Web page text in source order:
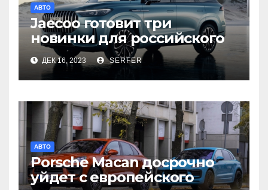
АВТО
Jaecoo готовит три
новинки для российского
рынка
ДЕК 16, 2023 SERFER
АВТО
Porsche Macan досрочно
уйдет с европейского